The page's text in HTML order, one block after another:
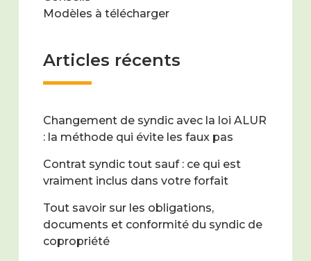
Modèles à télécharger
Articles récents
Changement de syndic avec la loi ALUR
: la méthode qui évite les faux pas
Contrat syndic tout sauf : ce qui est
vraiment inclus dans votre forfait
Tout savoir sur les obligations,
documents et conformité du syndic de
copropriété